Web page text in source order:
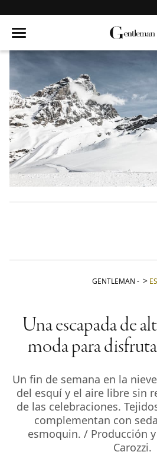
GENTLEMAN -
Una escapada de
moda para
Un fin de semana en la
del esquí y el aire libre sin
de las celebraciones.
complementan con
esmoquin. / Producción
Carozzi.